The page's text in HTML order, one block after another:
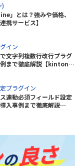
)
」とは？強みや価格、
サービス】
イン
文字列複数行改行プラグ
まで徹底解説【kintone
プラグイン
連動必須フィールド設定
入事例まで徹底解説